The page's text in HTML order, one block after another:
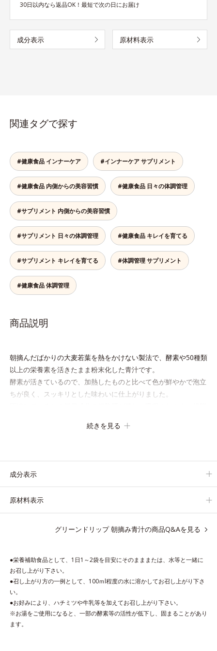
30日以内なら返品OK！最短で次の日にお届け
成分表示 原材料表示
関連タグで探す
#健康食品 インナーケア #インナーケア サプリメント
#健康食品 内側からの美容習慣 #健康食品 日々の体調管理
#サプリメント 内側からの美容習慣
#サプリメント 日々の体調管理 #健康食品 キレイを育てる
#サプリメント キレイを育てる #体調管理 サプリメント
#健康食品 体調管理
商品説明
朝摘んだばかりの大麦若葉を熱をかけない製法で、酵素や50種類
以上の栄養素を活きたまま粉末化した青汁です。
酵素が活きているので、加熱したものと比べて色が鮮やかで泡立
ちが良く、スッキリとした味わいに仕上がりました。
続きを見る
成分表示
原材料表示
グリーンドリップ 朝摘み青汁の商品Q&Aを見る
●栄養補助食品として、1日1～2袋を目安にそのまままたは、水等と一緒に
お召し上がり下さい。
●召し上がり方の一例として、100ｍl程度の水に溶かしてお召し上がり下さ
い。
●お好みにより、ハチミツや牛乳等を加えてお召し上がり下さい。
※お湯をご使用になると、一部の酵素等の活性が低下し、固まることがあり
ます。